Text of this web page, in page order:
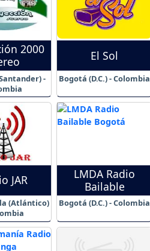
2000
-
El Sol
Bogotá (D.C.) - Colombia
JAR
(Atlántico)
LMDA Radio
Bailable
Bogotá (D.C.) - Colombia